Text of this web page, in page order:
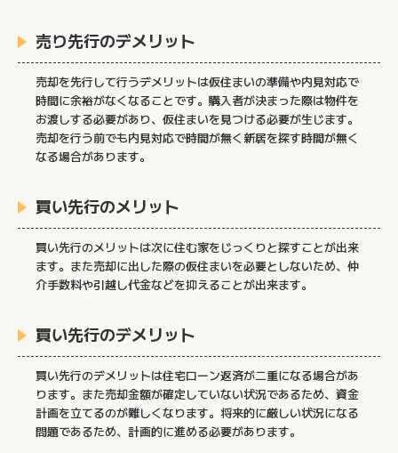
売り先行のデメリット
売却を先行して行うデメリットは仮住まいの準備や内見対応で
時間に余裕がなくなることです。購入者が決まった際は物件を
お渡しする必要があり、仮住まいを見つける必要が生じます。
売却を行う前でも内見対応で時間が無く新居を探す時間が無く
なる場合があります。
買い先行のメリット
買い先行のメリットは次に住む家をじっくりと探すことが出来
ます。また売却に出した際の仮住まいを必要としないため、仲
介手数料や引越し代金などを抑えることが出来ます。
買い先行のデメリット
買い先行のデメリットは住宅ローン返済が二重になる場合があ
ります。また売却金額が確定していない状況であるため、資金
計画を立てるのが難しくなります。将来的に厳しい状況になる
問題であるため、計画的に進める必要があります。